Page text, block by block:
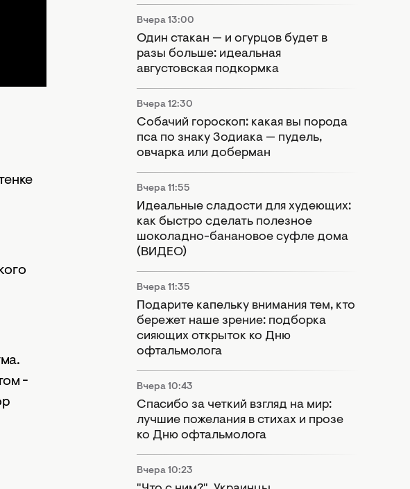
-
Вчера 13:00
Один стакан — и огурцов будет в
разы больше: идеальная
августовская подкормка
Вчера 12:30
Собачий гороскоп: какая вы порода
пса по знаку Зодиака — пудель,
овчарка или доберман
Вчера 11:55
Идеальные сладости для худеющих:
как быстро сделать полезное
шоколадно-банановое суфле дома
(ВИДЕО)
Вчера 11:35
Подарите капельку внимания тем, кто
бережет наше зрение: подборка
сияющих открыток ко Дню
офтальмолога
Вчера 10:43
Спасибо за четкий взгляд на мир:
лучшие пожелания в стихах и прозе
ко Дню офтальмолога
Вчера 10:23